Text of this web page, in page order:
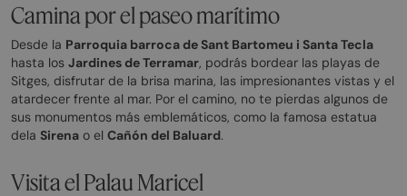
Camina por el paseo marítimo
Desde la Parroquia barroca de Sant Bartomeu i Santa Tecla
hasta los Jardines de Terramar, podrás bordear las playas de
Sitges, disfrutar de la brisa marina, las impresionantes vistas y el
atardecer frente al mar. Por el camino, no te pierdas algunos de
sus monumentos más emblemáticos, como la famosa estatua
dela Sirena o el Cañón del Baluard.
Visita el Palau Maricel